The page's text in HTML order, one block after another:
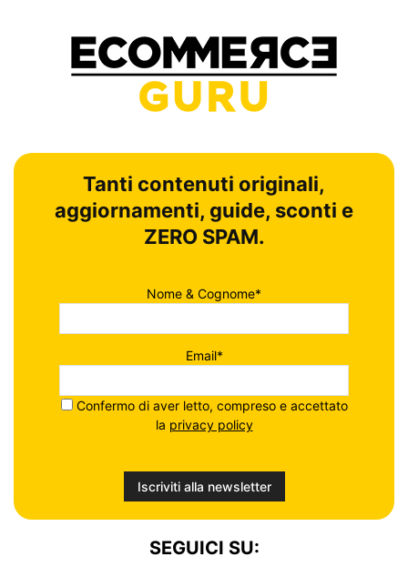
Tanti contenuti originali,
aggiornamenti, guide, sconti e
ZERO SPAM.
Nome & Cognome*
Email*
Confermo di aver letto, compreso e accettato
la privacy policy
SEGUICI SU: